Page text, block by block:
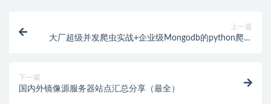
上一篇
大厂超级并发爬虫实战+企业级Mongodb的python爬虫
下一篇
国内外镜像源服务器站点汇总分享（最全）